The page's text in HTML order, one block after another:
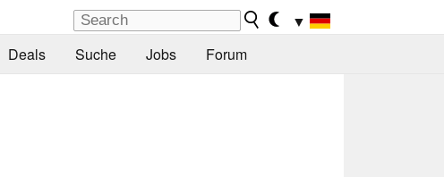
▼
Deals Suche Jobs Forum